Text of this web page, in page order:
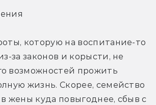
которую на воспитание-то
за законов и корысти, не
возможностей прожить
жизнь. Скорее, семейство
жены куда повыгоднее, сбыв с